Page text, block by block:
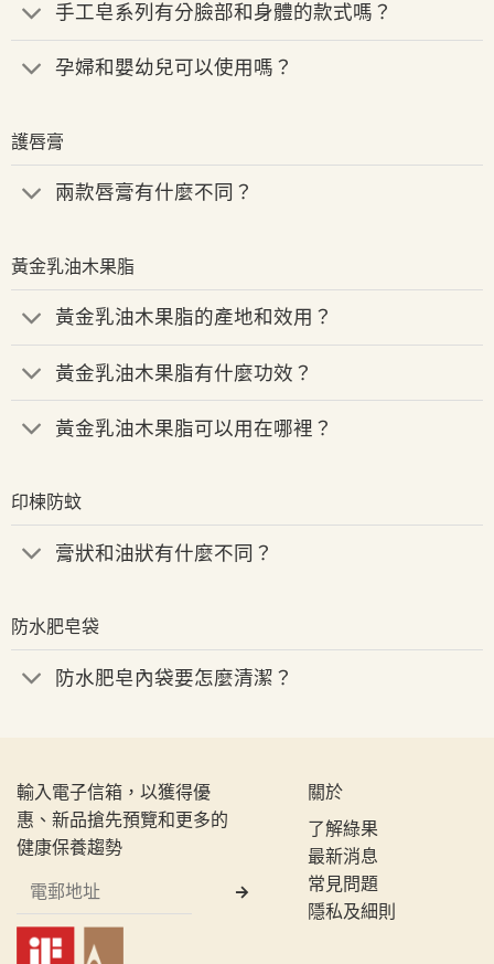
手工皂系列有分臉部和身體的款式嗎？
孕婦和嬰幼兒可以使用嗎？
護唇膏
兩款唇膏有什麼不同？
黃金乳油木果脂
黃金乳油木果脂的產地和效用？
黃金乳油木果脂有什麼功效？
黃金乳油木果脂可以用在哪裡？
印楝防蚊
膏狀和油狀有什麼不同？
防水肥皂袋
防水肥皂內袋要怎麼清潔？
輸入電子信箱，以獲得優
惠、新品搶先預覽和更多的
健康保養趨勢
關於
了解綠果
最新消息
常見問題
隱私及細則